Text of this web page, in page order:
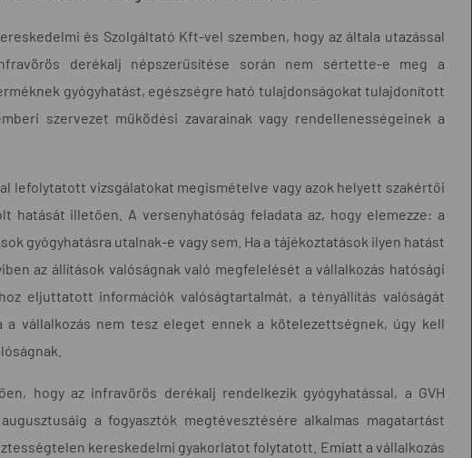
és Szolgáltató Kft-vel szemben, hogy az általa utazással
derékalj népszerűsítése során nem sértette-e meg a
gyógyhatást, egészségre ható tulajdonságokat tulajdonított
szervezet működési zavarainak vagy rendellenességeinek a
lefolytatott vizsgálatokat megismételve vagy azok helyett szakértői
hatását illetően. A versenyhatóság feladata az, hogy elemezze: a
gyógyhatásra utalnak-e vagy sem. Ha a tájékoztatások ilyen hatást
az állítások valóságnak való megfelelését a vállalkozás hatósági
eljuttatott információk valóságtartalmát, a tényállítás valóságát
a vállalkozás nem tesz eleget ennek a kötelezettségnek, úgy kell
hogy az infravörös derékalj rendelkezik gyógyhatással, a GVH
a fogyasztók megtévesztésére alkalmas magatartást
kereskedelmi gyakorlatot folytatott. Emiatt a vállalkozás